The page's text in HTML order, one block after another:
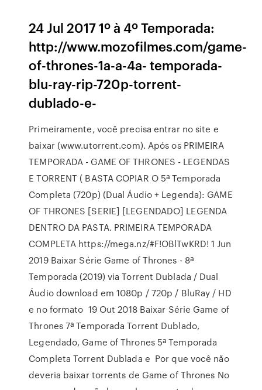
24 Jul 2017 1º à 4º Temporada:
http://www.mozofilmes.com/game-
of-thrones-1a-a-4a- temporada-
blu-ray-rip-720p-torrent-
dublado-e-
Primeiramente, você precisa entrar no site e
baixar (www.utorrent.com). Após os PRIMEIRA
TEMPORADA - GAME OF THRONES - LEGENDAS
E TORRENT ( BASTA COPIAR O 5ª Temporada
Completa (720p) (Dual Áudio + Legenda): GAME
OF THRONES [SERIE] [LEGENDADO] LEGENDA
DENTRO DA PASTA. PRIMEIRA TEMPORADA
COMPLETA https://mega.nz/#F!OBlTwKRD! 1 Jun
2019 Baixar Série Game of Thrones - 8ª
Temporada (2019) via Torrent Dublada / Dual
Áudio download em 1080p / 720p / BluRay / HD
e no formato 19 Out 2018 Baixar Série Game of
Thrones 7ª Temporada Torrent Dublado,
Legendado, Game of Thrones 5ª Temporada
Completa Torrent Dublada e Por que você não
deveria baixar torrents de Game of Thrones No